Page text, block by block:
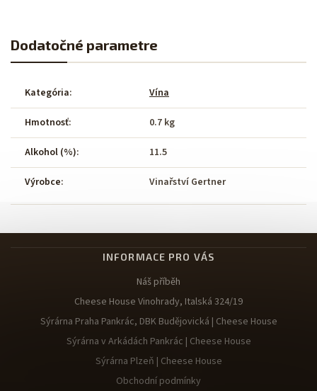
Dodatočné parametre
Kategória: Vína
Hmotnosť: 0.7 kg
Alkohol (%): 11.5
Výrobce: Vinařství Gertner
INFORMACE PRO VÁS
Náš příběh
Cheese House Vinohrady, Italská 324/19
Sýrárna Praha Pankrác, DBK Budějovická | Cheese House
Sýrárna v Arkádách Pankrác | Cheese House
Sýrárna Plzeň | Cheese House
Obchodní podmínky